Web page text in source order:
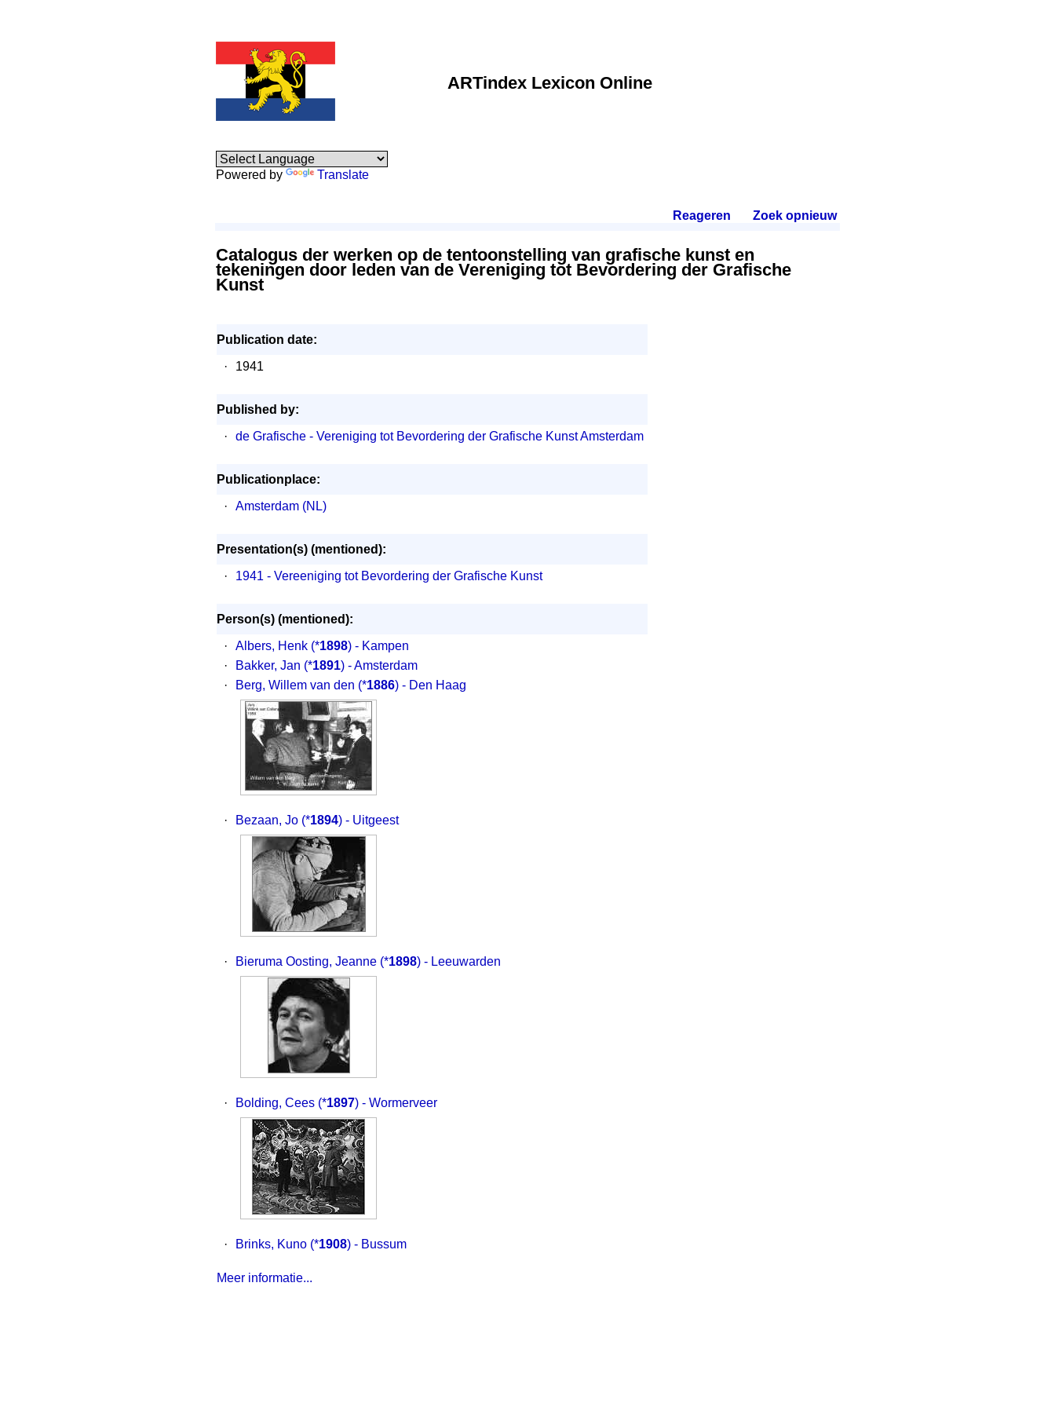
ARTindex Lexicon Online
Powered by Translate
Reageren Zoek opnieuw.
Catalogus der werken op de tentoonstelling van grafische kunst en
tekeningen door leden van de Vereniging tot Bevordering der Grafische
Kunst
Publication date:
·
1941
Published by:
·
de Grafische - Vereniging tot Bevordering der Grafische Kunst Amsterdam
Publicationplace:
·
Amsterdam (NL)
Presentation(s) (mentioned):
·
1941 - Vereeniging tot Bevordering der Grafische Kunst
Person(s) (mentioned):
·
Albers, Henk (*1898) - Kampen
·
Bakker, Jan (*1891) - Amsterdam
·
Berg, Willem van den (*1886) - Den Haag
· Bezaan, Jo (*1894) - Uitgeest
· Bieruma Oosting, Jeanne (*1898) - Leeuwarden
· Bolding, Cees (*1897) - Wormerveer
· Brinks, Kuno (*1908) - Bussum
Meer informatie...